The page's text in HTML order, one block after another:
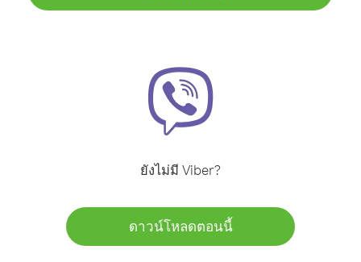
ยังไม่มี Viber?
ดาวน์โหลดตอนนี้